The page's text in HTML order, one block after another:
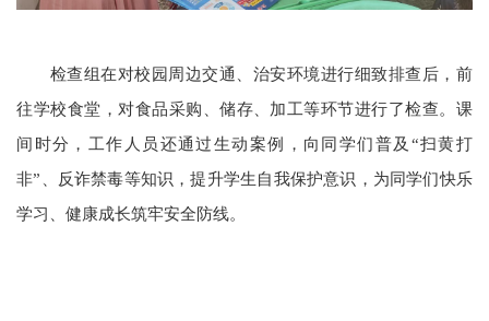
检查组在对校园周边交通、治安环境进行细致排查后，前
往学校食堂，对食品采购、储存、加工等环节进行了检查。课
间时分，工作人员还通过生动案例，向同学们普及“扫黄打
非”、反诈禁毒等知识，提升学生自我保护意识，为同学们快乐
学习、健康成长筑牢安全防线。